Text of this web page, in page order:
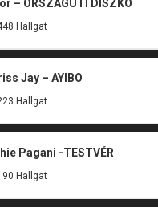
– ORSZÁGÚTI DISZKÓ
Hallgat
Jay – AYIBO
Hallgat
Pagani -TESTVÉR
Hallgat